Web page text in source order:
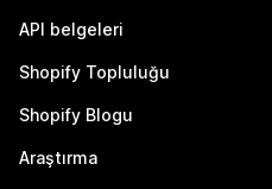
API belgeleri
Shopify Topluluğu
Shopify Blogu
Araştırma